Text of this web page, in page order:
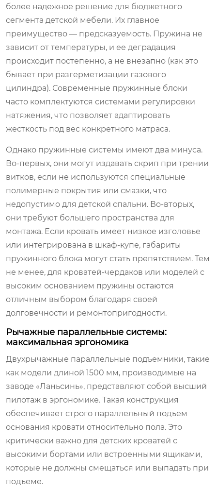
более надежное решение для бюджетного
сегмента детской мебели. Их главное
преимущество — предсказуемость. Пружина не
зависит от температуры, и ее деградация
происходит постепенно, а не внезапно (как это
бывает при разгерметизации газового
цилиндра). Современные пружинные блоки
часто комплектуются системами регулировки
натяжения, что позволяет адаптировать
жесткость под вес конкретного матраса.
Однако пружинные системы имеют два минуса.
Во-первых, они могут издавать скрип при трении
витков, если не используются специальные
полимерные покрытия или смазки, что
недопустимо для детской спальни. Во-вторых,
они требуют большего пространства для
монтажа. Если кровать имеет низкое изголовье
или интегрирована в шкаф-купе, габариты
пружинного блока могут стать препятствием. Тем
не менее, для кроватей-чердаков или моделей с
высоким основанием пружины остаются
отличным выбором благодаря своей
долговечности и ремонтопригодности.
Рычажные параллельные системы:
максимальная эргономика
Двухрычажные параллельные подъемники, такие
как модели длиной 1500 мм, производимые на
заводе «Ланьсинь», представляют собой высший
пилотаж в эргономике. Такая конструкция
обеспечивает строго параллельный подъем
основания кровати относительно пола. Это
критически важно для детских кроватей с
высокими бортами или встроенными ящиками,
которые не должны смещаться или выпадать при
подъеме.